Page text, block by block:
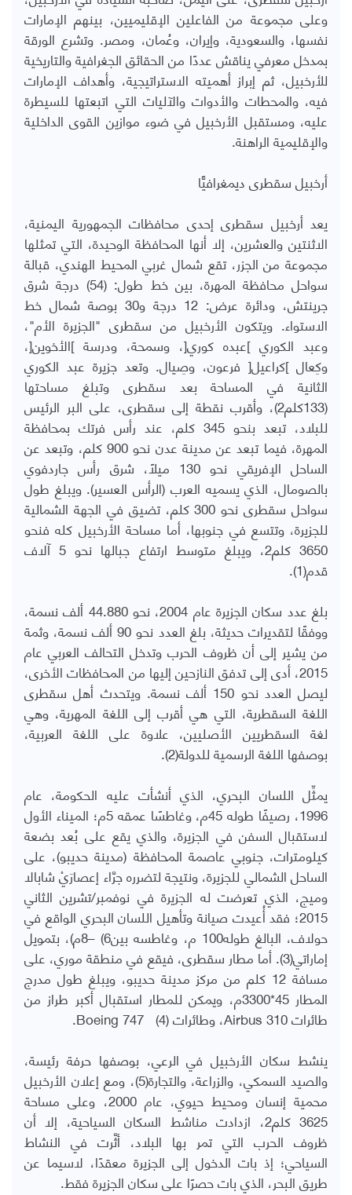
وعلى مجموعة من الفاعلين الإقليميين، بينهم الإمارات
نفسها، والسعودية، وإيران، وعُمان، ومصر. وتشرع الورقة
بمدخل معرفي يناقش عددًا من الحقائق الجغرافية والتاريخية
للأرخبيل، ثم إبراز أهميته الاستراتيجية، وأهداف الإمارات
فيه، والمحطات والأدوات والآليات التي اتبعتها للسيطرة
عليه، ومستقبل الأرخبيل في ضوء موازين القوى الداخلية
والإقليمية الراهنة.
أرخبيل سقطرى ديمغرافيًّا
يعد أرخبيل سقطرى إحدى محافظات الجمهورية اليمنية،
الاثنتين والعشرين، إلا أنها المحافظة الوحيدة، التي تمثلها
مجموعة من الجزر، تقع شمال غربي المحيط الهندي، قبالة
سواحل محافظة المهرة، بين خط طول: (54) درجة شرق
جرينتش، ودائرة عرض: 12 درجة و30 بوصة شمال خط
الاستواء. ويتكون الأرخبيل من سقطرى "الجزيرة الأم"،
وعبد الكوري ]عبده كوري[، وسمحة، ودرسة ]الأخوين[،
وكِعال ]كراعيل[ فرعون، وصِيال. وتعد جزيرة عبد الكوري
الثانية في المساحة بعد سقطرى وتبلغ مساحتها
(133كلم2)، وأقرب نقطة إلى سقطرى، على البر الرئيس
للبلاد، تبعد بنحو 345 كلم، عند رأس فرتك بمحافظة
المهرة، فيما تبعد عن مدينة عدن نحو 900 كلم، وتبعد عن
الساحل الإفريقي نحو 130 ميلًا، شرق رأس جاردفوي
بالصومال، الذي يسميه العرب (الرأس العسير). ويبلغ طول
سواحل سقطرى نحو 300 كلم، تضيق في الجهة الشمالية
للجزيرة، وتتسع في جنوبها، أما مساحة الأرخبيل كله فنحو
3650 كلم2، ويبلغ متوسط ارتفاع جبالها نحو 5 آلاف
قدم(1).
بلغ عدد سكان الجزيرة عام 2004، نحو 44.880 ألف نسمة،
ووفقًا لتقديرات حديثة، بلغ العدد نحو 90 ألف نسمة، وثمة
من يشير إلى أن ظروف الحرب وتدخل التحالف العربي عام
2015، أدى إلى تدفق النازحين إليها من المحافظات الأخرى،
ليصل العدد نحو 150 ألف نسمة. ويتحدث أهل سقطرى
اللغة السقطرية، التي هي أقرب إلى اللغة المهرية، وهي
لغة السقطريين الأصليين، علاوة على اللغة العربية،
بوصفها اللغة الرسمية للدولة(2).
يمثِّل اللسان البحري، الذي أنشأت عليه الحكومة، عام
1996، رصيفًا طوله 45م، وغاطسًا عمقه 5م؛ الميناء الأول
لاستقبال السفن في الجزيرة، والذي يقع على بُعد بضعة
كيلومترات، جنوبي عاصمة المحافظة (مدينة حديبو)، على
الساحل الشمالي للجزيرة، ونتيجة لتضرره جرَّاء إعصارَيْ شابالا
وميج، الذي تعرضت له الجزيرة في نوفمبر/تشرين الثاني
2015؛ فقد أُعيدت صيانة وتأهيل اللسان البحري الواقع في
حولاف، البالغ طوله100 م، وغاطسه بين6) –8م)، بتمويل
إماراتي(3). أما مطار سقطرى، فيقع في منطقة موري، على
مسافة 12 كلم من مركز مدينة حديبو، ويبلغ طول مدرج
المطار 45*3300م، ويمكن للمطار استقبال أكبر طراز من
طائرات Airbus 310، وطائرات (4) Boeing 747.
ينشط سكان الأرخبيل في الرعي، بوصفها حرفة رئيسة،
والصيد السمكي، والزراعة، والتجارة(5)، ومع إعلان الأرخبيل
محمية إنسان ومحيط حيوي، عام 2000، وعلى مساحة
3625 كلم2، ازدادت مناشط السكان السياحية، إلا أن
ظروف الحرب التي تمر بها البلاد، أثَّرت في النشاط
السياحي؛ إذ بات الدخول إلى الجزيرة معقدًا، لاسيما عن
طريق البحر، الذي بات حصرًا على سكان الجزيرة فقط.